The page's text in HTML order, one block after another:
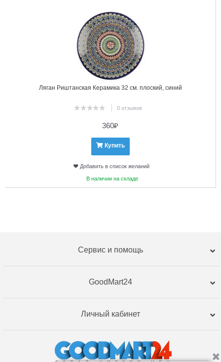
Ляган Риштанская Керамика 32 см. плоский, синий
0 отзывов
360₽
Купить
Добавить в список желаний
В наличии на складе
Сервис и помощь
GoodMart24
Личный кабинет